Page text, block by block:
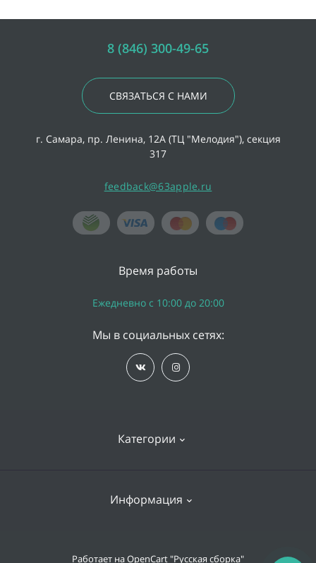
8 (846) 300-49-65
СВЯЗАТЬСЯ С НАМИ
г. Самара, пр. Ленина, 12А (ТЦ "Мелодия"), секция
317
feedback@63apple.ru
Категории
Информация
Доставка и оплата
Время работы
Ежедневно с 10:00 до 20:00
Мы в социальных сетях:
Работает наOpenCart "Русская сборка"